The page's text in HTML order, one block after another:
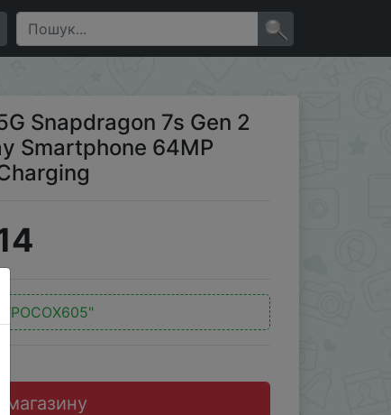
64MP Camera with OIS NFC 67W Charging
Snapdragon 7s Gen 2
Smartphone 64MP
"POCOX605"